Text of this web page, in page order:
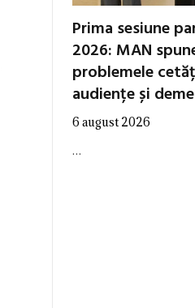
Prima sesiune
2026: MAN
problemele
audiențe și
6 august 2026
…